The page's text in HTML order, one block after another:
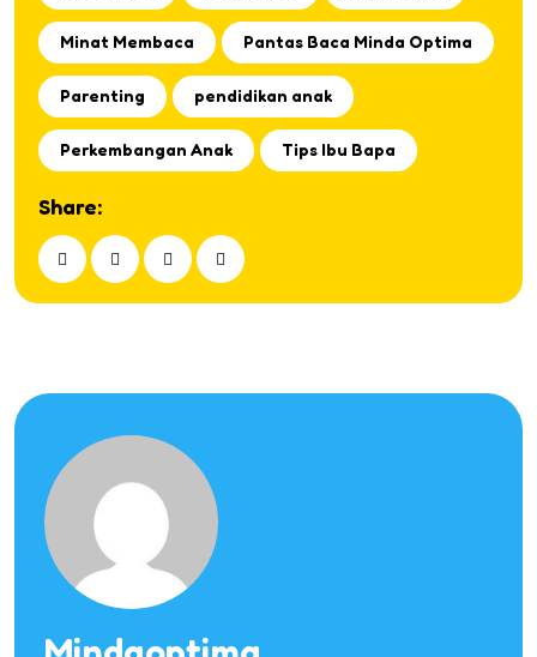
Minat Membaca Pantas Baca Minda Optima
Parenting pendidikan anak
Perkembangan Anak Tips Ibu Bapa
Share: